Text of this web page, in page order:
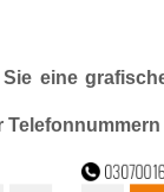
eine
Telefonnummern